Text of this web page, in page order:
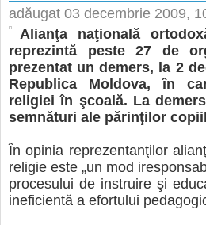
adăugat 03 decembrie 2009,
Alianţa naţională
reprezintă peste 27 de
prezentat un demers, la 2
Republica Moldova, în
religiei în şcoală. La
semnături ale părinţilor
În opinia reprezentanţilor
religie este „un mod
procesului de instruire şi
ineficientă a efortului